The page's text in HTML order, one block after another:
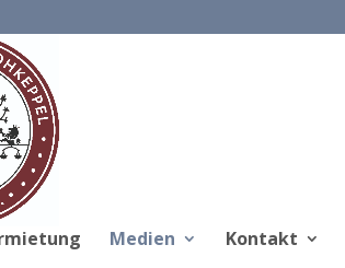
Medien Kontakt